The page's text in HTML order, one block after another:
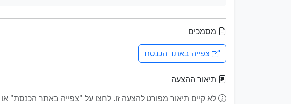
מסמכים
צפייה באתר הכנסת
תיאור ההצעה